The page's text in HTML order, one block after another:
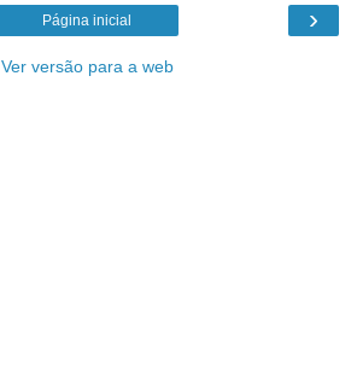
›
Página inicial
Ver versão para a web